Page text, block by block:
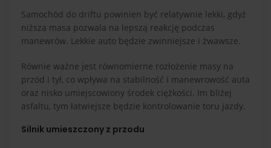
Samochód do driftu powinien być relatywnie lekki, gdyż
niższa masa pozwala na lepszą reakcję podczas
manewrów. Lekkie auto będzie zwinniejsze i żwawsze.
Równie ważne jest równomierne rozłożenie masy na
przód i tył, co wpływa na stabilność i manewrowość auta
oraz nisko umiejscowiony środek ciężkości. Im bliżej
asfaltu, tym łatwiejsze będzie kontrolowanie toru jazdy.
Silnik umieszczony z przodu